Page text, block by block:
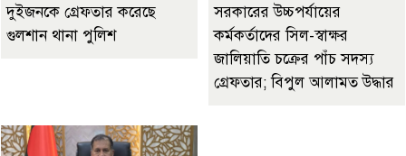
দুইজনকে গ্রেফতার করেছে
গুলশান থানা পুলিশ
সরকারের উচ্চপর্যায়ের
কর্মকর্তাদের সিল-স্বাক্ষর
জালিয়াতি চক্রের পাঁচ সদস্য
গ্রেফতার; বিপুল আলামত উদ্ধার